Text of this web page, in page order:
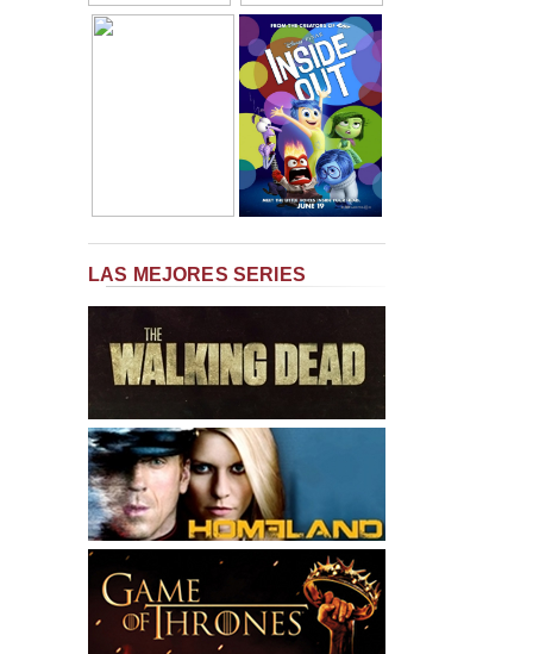
LAS MEJORES SERIES